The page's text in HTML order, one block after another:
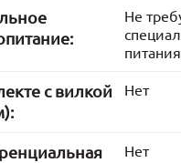
Не
питания
с вилкой
Нет
Нет